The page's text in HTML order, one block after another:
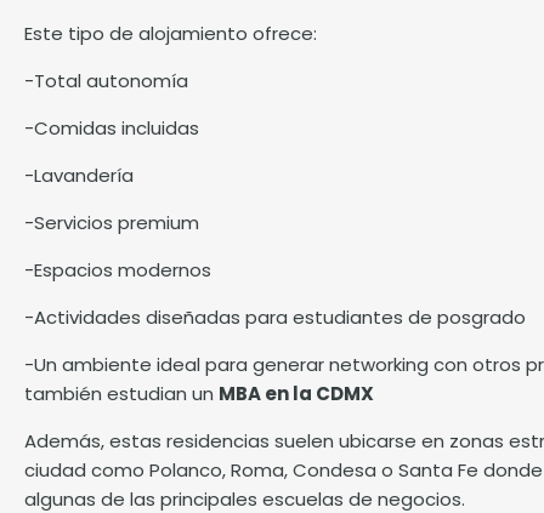
Este tipo de alojamiento ofrece:
-Total autonomía
-Comidas incluidas
-Lavandería
-Servicios premium
-Espacios modernos
-Actividades diseñadas para estudiantes de posgrado
-Un ambiente ideal para generar networking con otros
también estudian un MBA en la CDMX
Además, estas residencias suelen ubicarse en zonas
ciudad como Polanco, Roma, Condesa o Santa Fe
algunas de las principales escuelas de negocios.